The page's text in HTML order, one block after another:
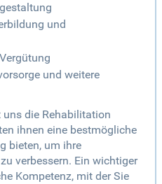
und
und weitere
uns die Rehabilitation
ihnen eine bestmögliche
bieten, um ihre
verbessern. Ein wichtiger
Kompetenz, mit der Sie